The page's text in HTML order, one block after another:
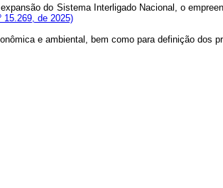
do Sistema Interligado Nacional, o
15.269, de 2025)
e ambiental, bem como para definição dos